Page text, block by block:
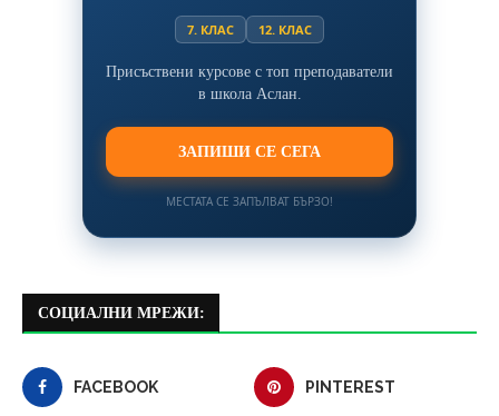
7. КЛАС 12. КЛАС
Присъствени курсове с топ преподаватели
в школа Аслан.
ЗАПИШИ СЕ СЕГА
МЕСТАТА СЕ ЗАПЪЛВАТ БЪРЗО!
СОЦИАЛНИ МРЕЖИ:
FACEBOOK PINTEREST